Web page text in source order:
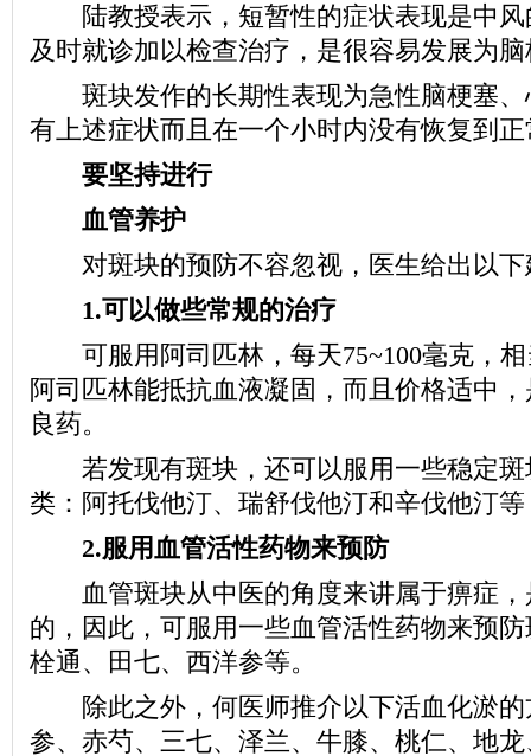
陆教授表示，短暂性的症状表现是中风
及时就诊加以检查治疗，是很容易发展为
斑块发作的长期性表现为急性脑梗塞、
有上述症状而且在一个小时内没有恢复到
要坚持进行
血管养护
对斑块的预防不容忽视，医生给出以下
1.可以做些常规的治疗
可服用阿司匹林，每天75~100毫克，相
阿司匹林能抵抗血液凝固，而且价格适中
良药。
若发现有斑块，还可以服用一些稳定斑
类：阿托伐他汀、瑞舒伐他汀和辛伐他汀
2.服用血管活性药物来预防
血管斑块从中医的角度来讲属于痹症，
的，因此，可服用一些血管活性药物来预
栓通、田七、西洋参等。
除此之外，何医师推介以下活血化淤的
参、赤芍、三七、泽兰、牛膝、桃仁、地